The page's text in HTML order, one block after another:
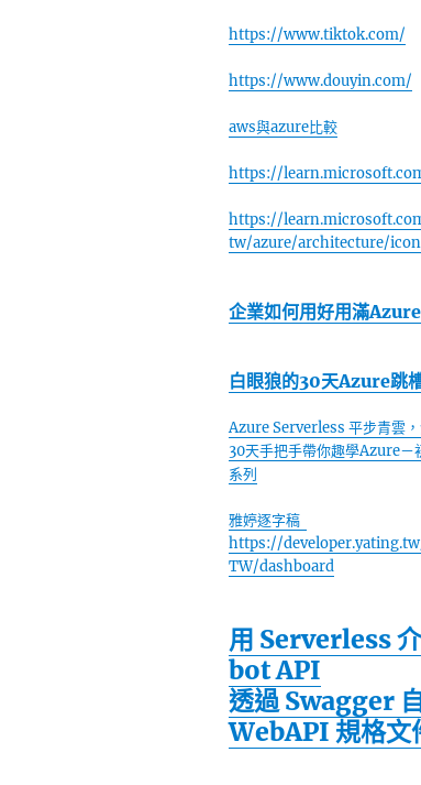
https://www.tiktok.com/
https://www.douyin.com/
aws與azure比較
https://
https://
tw/azure/architecture/
企業如何用好用滿
白眼狼的30天Azure跳
Azure Serverless 平步青雲
30天手把手帶你趣學Azure－
系列
雅婷逐字稿
https://
TW/dashboard
用 Serverless
bot API
透過 Swagger
WebAPI 規格文